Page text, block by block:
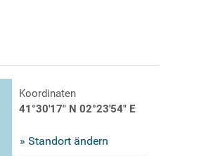
Koordinaten
41°30'17" N 02°23'54" E
» Standort ändern